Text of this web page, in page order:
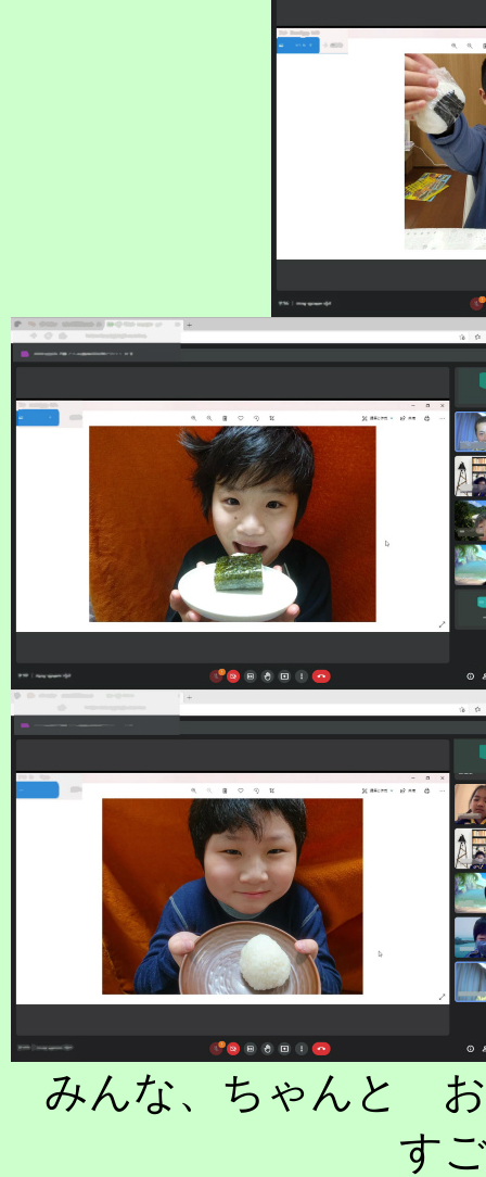
みんな、ちゃんと
す